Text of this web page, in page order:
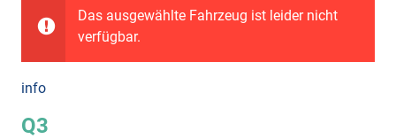
Das ausgewählte Fahrzeug ist leider nicht
verfügbar.
info
Q3